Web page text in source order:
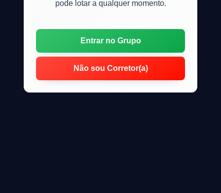
pode lotar a qualquer momento.
Entrar no Grupo
Não sou Corretor(a)